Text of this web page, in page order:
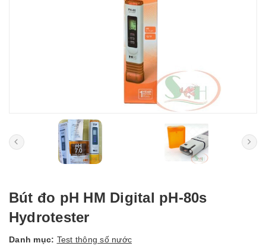
Bút đo pH HM Digital pH-80s
Hydrotester
Danh mục: Test thông số nước